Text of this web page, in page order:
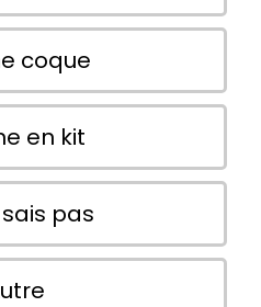
coque
en kit
pas